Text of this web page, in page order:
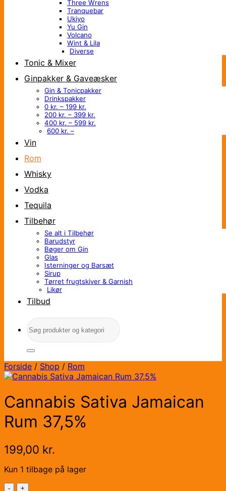
Three Wrens
Tranquebar
Ukiyo
Yu Gin
Volcano
Wint & Lila
Diverse
Tonic & Mixer
Ginpakker & Gaveæsker
Gin & Tonicpakker
Drinkspakker
0 kr. – 199 kr.
200 kr. – 399 kr.
400 kr. – 599 kr.
600 kr. –
Vin
Rom
Whisky
Vodka
Tequila
Tilbehør
Se alt i Tilbehør
Barudstyr
Bøger om Gin
Glas
Isterninger og Barsæt
Sirup
Tørret frugtskiver & Garnish
Likør
Tilbud
efter:
Forside / Shop / Rom
Cannabis Sativa Jamaican
Rum 37,5%
199,00 kr.
Kun 1 tilbage på lager
Cannabis